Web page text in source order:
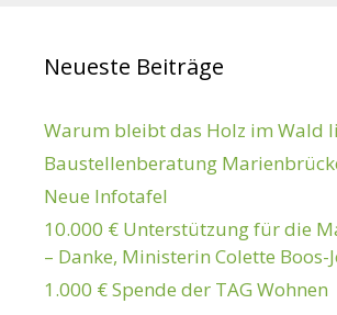
Neueste Beiträge
Warum bleibt das Holz im Wald
Baustellenberatung
Neue Infotafel
10.000 € Unterstützung für die
– Danke, Ministerin Colette Boos-
1.000 € Spende der TAG Wohnen